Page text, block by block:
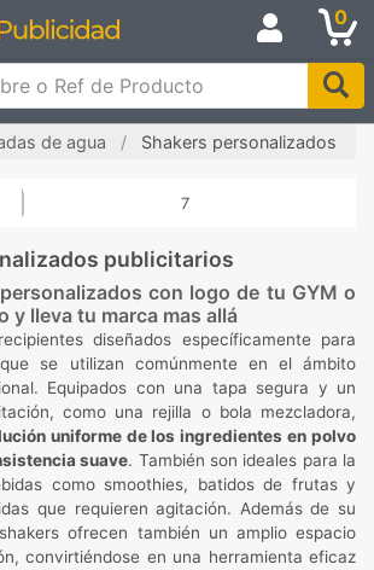
0
o Ref de Producto
de agua Shakers personalizados
7
publicitarios
con logo de tu GYM o
y lleva tu marca mas allá
diseñados específicamente para
se utilizan comúnmente en el ámbito
Equipados con una tapa segura y un
como una rejilla o bola mezcladora,
uniforme de los ingredientes en polvo
suave. También son ideales para la
como smoothies, batidos de frutas y
que requieren agitación. Además de su
ofrecen también un amplio espacio
convirtiéndose en una herramienta eficaz